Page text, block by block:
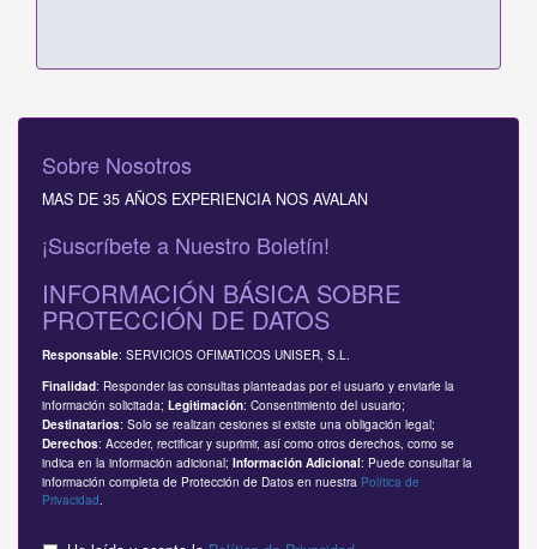
Sobre Nosotros
MAS DE 35 AÑOS EXPERIENCIA NOS AVALAN
¡Suscríbete a Nuestro Boletín!
INFORMACIÓN BÁSICA SOBRE
PROTECCIÓN DE DATOS
Responsable: SERVICIOS OFIMATICOS UNISER, S.L.
Finalidad: Responder las consultas planteadas por el usuario y enviarle la
información solicitada; Legitimación: Consentimiento del usuario;
Destinatarios: Solo se realizan cesiones si existe una obligación legal;
Derechos: Acceder, rectificar y suprimir, así como otros derechos, como se
indica en la información adicional; Información Adicional: Puede consultar la
información completa de Protección de Datos en nuestra Política de
Privacidad